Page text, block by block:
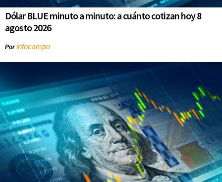
Dólar BLUE minuto a minuto: a cuánto cotizan hoy 8
agosto 2026
Porinfocampo